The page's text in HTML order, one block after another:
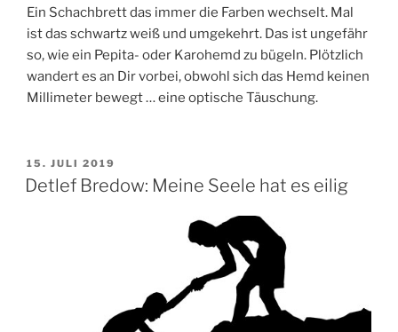
Ein Schachbrett das immer die Farben wechselt. Mal
ist das schwartz weiß und umgekehrt. Das ist ungefähr
so, wie ein Pepita- oder Karohemd zu bügeln. Plötzlich
wandert es an Dir vorbei, obwohl sich das Hemd keinen
Millimeter bewegt … eine optische Täuschung.
VERÖFFENTLICHT
AM
15. JULI 2019
Detlef Bredow‎: Meine Seele hat es eilig